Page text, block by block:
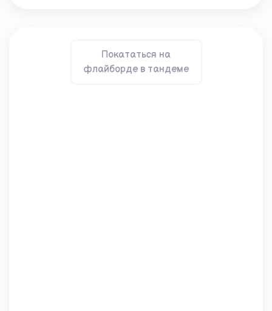
Покататься на
флайборде в тандеме